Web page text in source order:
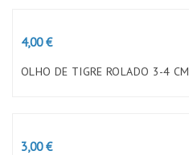
Preço
4,00 €
OLHO DE TIGRE ROLADO 3-4 CM
Preço
3,00 €